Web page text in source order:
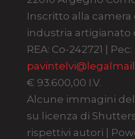
Inscritto alla
industria artigianato
REA: Co-242721 | Pec:
€ 93.600,00 I.V.
Alcune immagini
su licenza di
rispettivi autori |